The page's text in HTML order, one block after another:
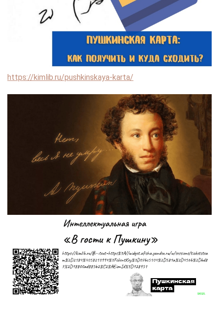
https://kimlib.ru/pushkinskaya-karta/